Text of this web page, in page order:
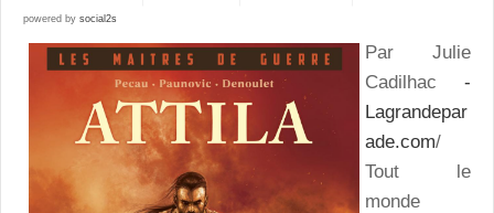
powered by social2s
Par Julie
Cadilhac -
Lagrandepar
ade.com/
Tout le
monde